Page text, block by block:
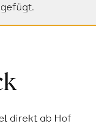
direkt ab Hof